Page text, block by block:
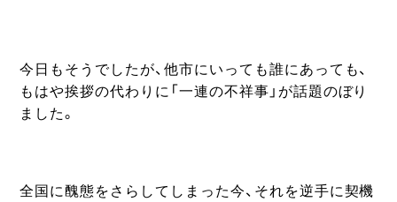
今日もそうでしたが、他市にいっても誰にあっても、
もはや挨拶の代わりに「一連の不祥事」が話題のぼり
ました。
全国に醜態をさらしてしまった今、それを逆手に契機